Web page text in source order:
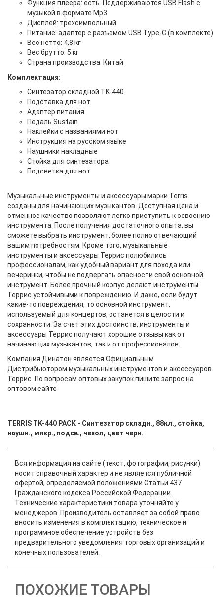
Функция плеера: есть. Поддерживаются USB Flash с
музыкой в формате Mp3
Дисплей: трехсимвольный
Питание: адаптер с разъемом USB Type-C (в комплекте)
Вес нетто: 4,8 кг
Вес брутто: 5 кг
Страна производства: Китай
Комплектация:
Синтезатор складной TK-440
Подставка для нот
Адаптер питания
Педаль Sustain
Наклейки с названиями нот
Инструкция на русском языке
Наушники накладные
Стойка для синтезатора
Подсветка для нот
Музыкальные инструменты и аксессуары марки Terris
созданы для начинающих музыкантов. Доступная цена и
отменное качество позволяют легко приступить к освоению
инструмента. После получения достаточного опыта, вы
сможете выбрать инструмент, более полно отвечающий
вашим потребностям. Кроме того, музыкальные
инструменты и аксессуары Террис полюбились
профессионалам, как удобный вариант для похода или
вечеринки, чтобы не подвергать опасности свой основной
инструмент. Более прочный корпус делают инструменты
Террис устойчивыми к повреждению. И даже, если будут
какие-то повреждения, то основной инструмент,
используемый для концертов, останется в целости и
сохранности. За счет этих достоинств, инструменты и
аксессуары Террис получают хорошие отзывы как от
начинающих музыкантов, так и от профессионалов.
Компания Динатон является Официальным
Дистрибьютором музыкальных инструментов и аксессуаров
Террис. По вопросам оптовых закупок пишите запрос на
оптовом сайте
TERRIS TK-440 PACK - Синтезатор складн., 88кл., стойка,
наушн., микр., подсв., чехол, цвет черн.
Вся информация на сайте (текст, фотографии, рисунки)
носит справочный характер и не является публичной
офертой, определяемой положениями Статьи 437
Гражданского кодекса Российской Федерации.
Технические характеристики товара уточняйте у
менеджеров. Производитель оставляет за собой право
вносить изменения в комплектацию, техническое и
программное обеспечение устройств без
предварительного уведомления торговых организаций и
конечных пользователей.
ПОХОЖИЕ ТОВАРЫ